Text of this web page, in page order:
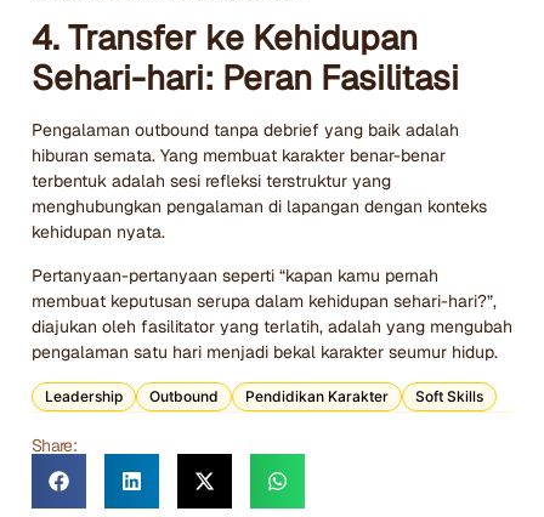
4. Transfer ke Kehidupan
Sehari-hari: Peran Fasilitasi
Pengalaman outbound tanpa debrief yang baik adalah
hiburan semata. Yang membuat karakter benar-benar
terbentuk adalah sesi refleksi terstruktur yang
menghubungkan pengalaman di lapangan dengan konteks
kehidupan nyata.
Pertanyaan-pertanyaan seperti “kapan kamu pernah
membuat keputusan serupa dalam kehidupan sehari-hari?”,
diajukan oleh fasilitator yang terlatih, adalah yang mengubah
pengalaman satu hari menjadi bekal karakter seumur hidup.
Leadership Outbound Pendidikan Karakter Soft Skills
Share: